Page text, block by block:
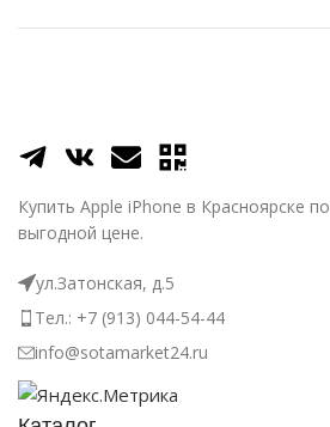
Купить Apple iPhone в Красноярске по
выгодной цене.
ул.Затонская, д.5
Тел.: +7 (913) 044-54-44
info@sotamarket24.ru